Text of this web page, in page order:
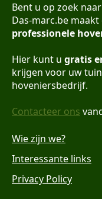
Bent u op zoek
Das-marc.be
professionele
Hier kunt u gratis
krijgen voor uw
hoveniersbedrijf.
Contacteer ons
Wie zijn we?
Interessante links
Privacy Policy